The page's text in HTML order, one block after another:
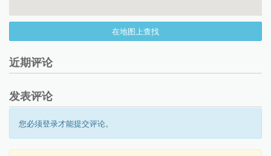
在地图上查找
近期评论
发表评论
您必须登录才能提交评论。